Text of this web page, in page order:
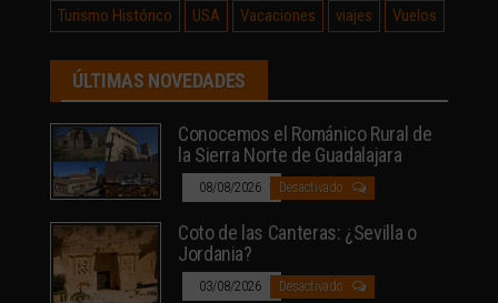
Turismo Histórico
USA Vacaciones viajes Vuelos
ÚLTIMAS NOVEDADES
Conocemos el Románico Rural de
la Sierra Norte de Guadalajara
08/08/2026 Desactivado
Coto de las Canteras: ¿Sevilla o
Jordania?
03/08/2026 Desactivado